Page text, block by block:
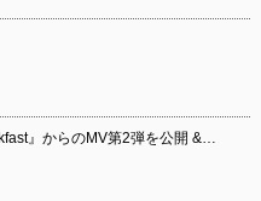
』からのMV第2弾を公開 &…